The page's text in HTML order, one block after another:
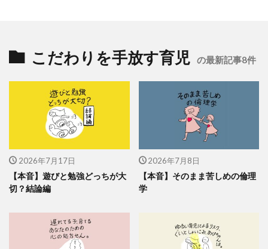
こだわりを手放す育児 の最新記事8件
2026年7月17日
【本音】遊びと勉強どっちが大
切？結論編
2026年7月8日
【本音】そのまま苦しめの倫理
学